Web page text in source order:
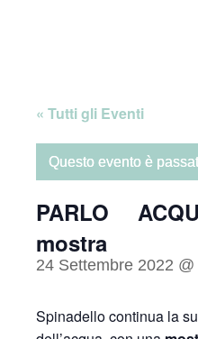
« Tutti gli Eventi
Questo evento è
PARLO
mostra
24 Settembre 2022
Spinadello continua la